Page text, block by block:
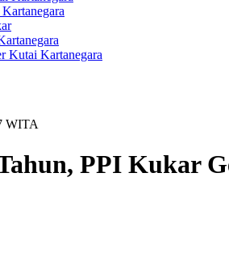
Kutai Kartanegara
WITA
PPI Kukar